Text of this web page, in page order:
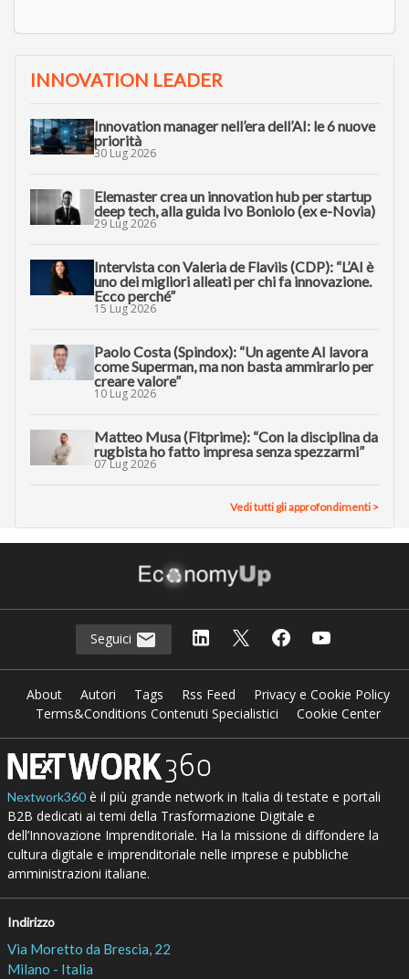
INNOVATION LEADER
Innovation manager nell’era dell’AI: le 6 nuove
priorità
30 Lug 2026
Elemaster crea un innovation hub per startup
deep tech, alla guida Ivo Boniolo (ex e-Novia)
29 Lug 2026
Intervista con Valeria de Flaviis (CDP): “L’AI è
uno dei migliori alleati per chi fa innovazione.
Ecco perché”
15 Lug 2026
Paolo Costa (Spindox): “Un agente AI lavora
come Superman, ma non basta ammirarlo per
creare valore”
10 Lug 2026
Matteo Musa (Fitprime): “Con la disciplina da
rugbista ho fatto impresa senza spezzarmi”
07 Lug 2026
Vedi tutti gli approfondimenti >
Seguici
About Autori Tags Rss Feed
Privacy e Cookie Policy
Terms&Conditions Contenuti Specialistici
Cookie Center
Nextwork360è il più grande network in Italia di testate e portali
B2B dedicati ai temi della Trasformazione Digitale e
dell’Innovazione Imprenditoriale. Ha la missione di diffondere la
cultura digitale e imprenditoriale nelle imprese e pubbliche
amministrazioni italiane.
Indirizzo
Via Moretto da Brescia, 22
Milano - Italia